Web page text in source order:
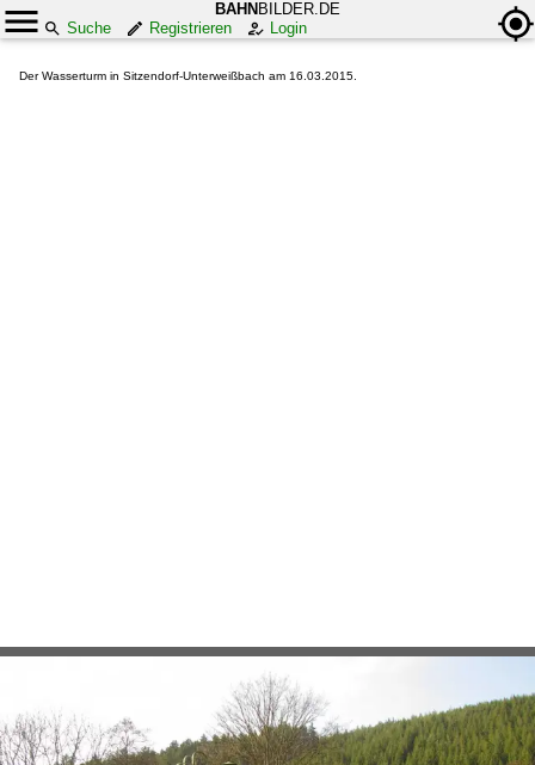
BAHN BILDER.DE
Suche
Registrieren Login
Der Wasserturm in Sitzendorf-Unterweißbach am 16.03.2015.